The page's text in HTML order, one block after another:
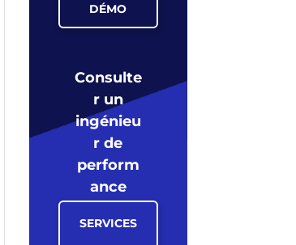
DÉMO
Consulte
r un
ingénieu
r de
perform
ance
SERVICES